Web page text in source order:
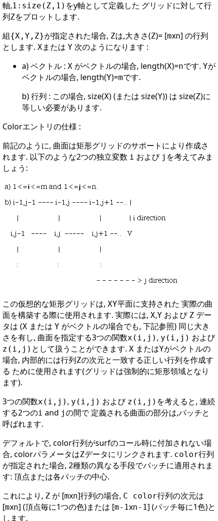
軸,1:size(Z,1) をy軸として定義した グリッドに対して行
列Zをプロットします.
組{X,Y,Z}が指定された場合, Zは,大きさ(Z)= [mxn] の行列
とします. Xまたは Y 次のようになります :
a) ベクトル : X がベクトルの場合, length(X)=nです. Yが
ベクトルの場合, length(Y)=mです.
b) 行列 : この場合, size(X) (または size(Y)) は size(Z)に
等しい必要があります.
Colorエントリの仕様 :
前記のように, 曲面は矩形グリッドのサポートにより作成さ
れます. 以下のような2つの独立変数 i および j を考えてみま
しょう:
この仮想的な矩形グリッドは, XY平面に支持された 実際の曲
面を構築する際に使用されます. 実際には, X,Y および Z デー
タは (X または Y がベクトルの場合でも, 下記参照) 同じ大き
さを有し, 曲面を指定する3つの関数x(i,j) , y(i,j) および
z(i,j) として扱うことができます. X またはYがベクトルの
場合, 内部的には行列Zの次元と一致する正しい行列を作成す
る ために使用されます(グリッドは強制的に矩形領域となり
ます).
3つの関数x(i,j) , y(i,j) および z(i,j) を考えると, 連続
する2つのi and jの間で 定義される曲面の部分は,パッチと
呼ばれます.
デフォルトで, color行列がsurfのコール時に付加されない場
合, colorパラメータはZデータにリンクされます. color行列
が指定された場合, 2種類の異なる手段でパッチに適用されま
す: 頂点または各パッチの中心.
これにより, Z が [mxn]行列の場合, C color行列の次元は
[mxn] (頂点毎に1つの色)または [m-1xn-1] (パッチ毎に1色)と
します.